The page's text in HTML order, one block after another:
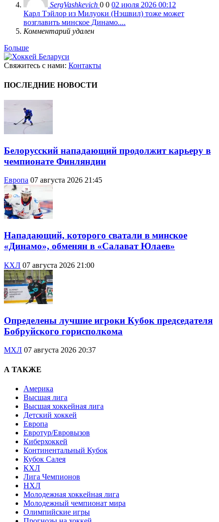
SergVashkevich 0 0 02 июля 2026 00:12
Карл Тэйлор из Милуоки (Нэшвил) тоже может
возглавить минское Динамо....
Комментарий удален
Больше
Свяжитесь с нами: Контакты
ПОСЛЕДНИЕ НОВОСТИ
Белорусский нападающий продолжит карьеру в
чемпионате Финляндии
Европа 07 августа 2026 21:45
Нападающий, которого сватали в минское
«Динамо», обменян в «Салават Юлаев»
КХЛ 07 августа 2026 21:00
Определены лучшие игроки Кубок председателя
Бобруйского горисполкома
МХЛ 07 августа 2026 20:37
А ТАКЖЕ
Америка
Высшая лига
Высшая хоккейная лига
Детский хоккей
Европа
Евротур/Евровызов
Киберхоккей
Континентальный Кубок
Кубок Салея
КХЛ
Лига Чемпионов
НХЛ
Молодежная хоккейная лига
Молодежный чемпионат мира
Олимпийские игры